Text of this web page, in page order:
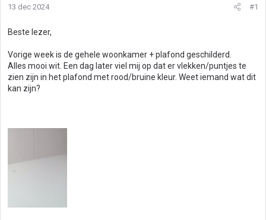
13 dec 2024 #1
Beste lezer,
Vorige week is de gehele woonkamer + plafond geschilderd.
Alles mooi wit. Een dag later viel mij op dat er vlekken/puntjes te
zien zijn in het plafond met rood/bruine kleur. Weet iemand wat dit
kan zijn?